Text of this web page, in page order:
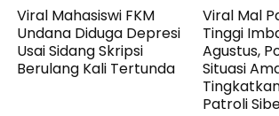
Viral Mahasiswi FKM
Undana Diduga Depresi
Usai Sidang Skripsi
Berulang Kali Tertunda
Viral Mal
Tinggi
Agustus,
Situasi
Patroli